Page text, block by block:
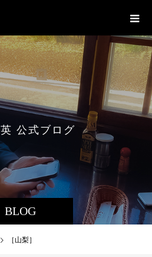
BLOG
英 公式ブ ロ グ
［山梨］